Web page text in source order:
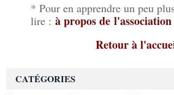
CATÉGORIES
* Pour en apprendre un peu
lire : à propos de l'association
Retour à